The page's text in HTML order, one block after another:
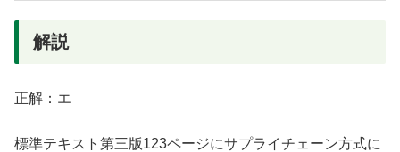
解説
正解：エ
標準テキスト第三版123ページにサプライチェーン方式に